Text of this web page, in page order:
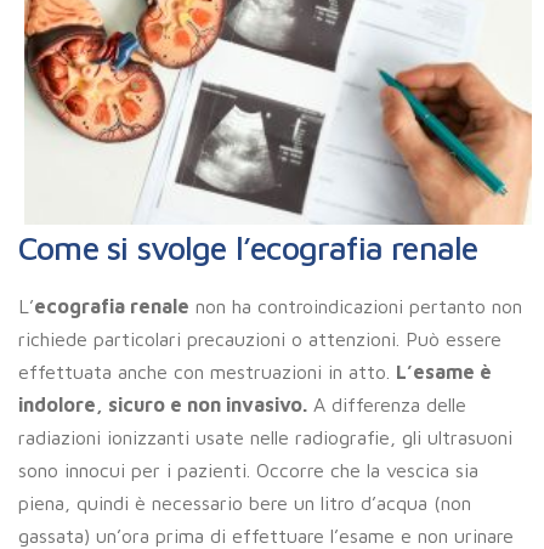
Come si svolge l’ecografia renale
L’ecografia renale non ha controindicazioni pertanto non
richiede particolari precauzioni o attenzioni. Può essere
effettuata anche con mestruazioni in atto. L’esame è
indolore, sicuro e non invasivo. A differenza delle
radiazioni ionizzanti usate nelle radiografie, gli ultrasuoni
sono innocui per i pazienti. Occorre che la vescica sia
piena, quindi è necessario bere un litro d’acqua (non
gassata) un’ora prima di effettuare l’esame e non urinare